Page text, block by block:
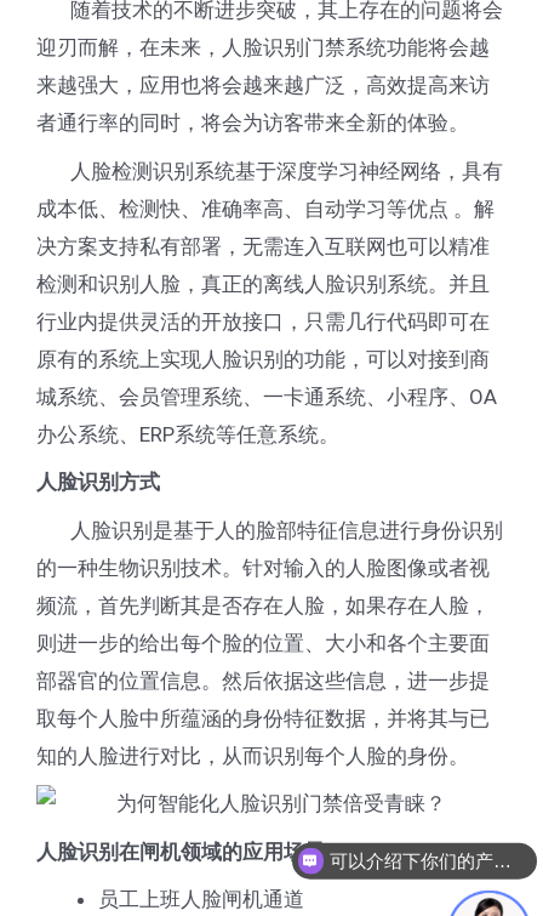
随着技术的不断进步突破，其上存在的问题将会
迎刃而解，在未来，人脸识别门禁系统功能将会越
来越强大，应用也将会越来越广泛，高效提高来访
者通行率的同时，将会为访客带来全新的体验。
人脸检测识别系统基于深度学习神经网络，具有
成本低、检测快、准确率高、自动学习等优点 。解
决方案支持私有部署，无需连入互联网也可以精准
检测和识别人脸，真正的离线人脸识别系统。并且
行业内提供灵活的开放接口，只需几行代码即可在
原有的系统上实现人脸识别的功能，可以对接到商
城系统、会员管理系统、一卡通系统、小程序、OA
办公系统、ERP系统等任意系统。
人脸识别方式
人脸识别是基于人的脸部特征信息进行身份识别
的一种生物识别技术。针对输入的人脸图像或者视
频流，首先判断其是否存在人脸，如果存在人脸，
则进一步的给出每个脸的位置、大小和各个主要面
部器官的位置信息。然后依据这些信息，进一步提
取每个人脸中所蕴涵的身份特征数据，并将其与已
知的人脸进行对比，从而识别每个人脸的身份。
人脸识别在闸机领域的应用场景
员工上班人脸闸机通道
可以介绍下你们的产品么